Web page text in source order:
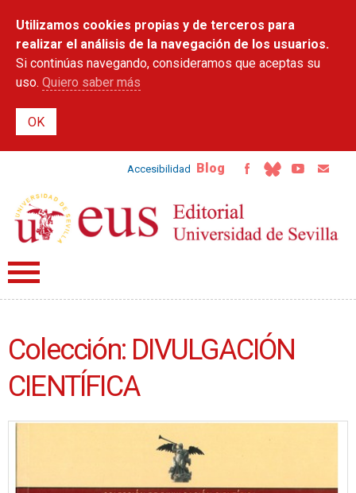
contenido
principal
Utilizamos cookies propias y de terceros para
realizar el análisis de la navegación de los usuarios.
Si continúas navegando, consideramos que aceptas su
uso. Quiero saber más
Accesibilidad Blog
Colección: DIVULGACIÓN
CIENTÍFICA